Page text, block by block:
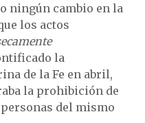
ningún cambio en la
los actos
la
de la Fe en abril,
la prohibición de
del mismo